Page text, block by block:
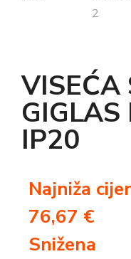
VISEĆA
IP20
Najniža
76,67 €
Snižena